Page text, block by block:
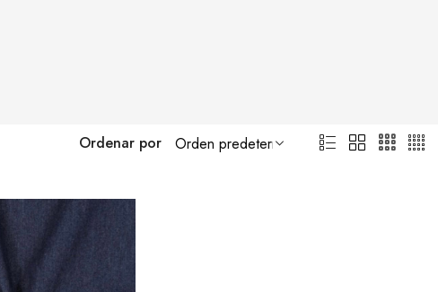
Ordenar por